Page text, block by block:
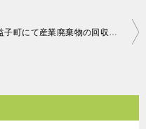
益子町にて産業廃棄物の回収廃棄 お客様の声